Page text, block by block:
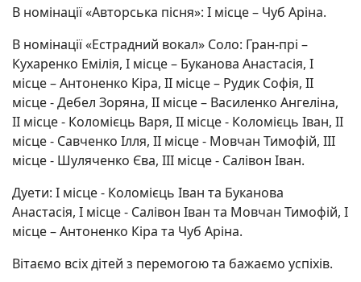
В номінації «Авторська пісня»: І місце – Чуб Аріна.
В номінації «Естрадний вокал» Соло: Гран-прі –
Кухаренко Емілія, І місце – Буканова Анастасія, І
місце – Антоненко Кіра, ІІ місце – Рудик Софія, ІІ
місце - Дебел Зоряна, ІІ місце – Василенко Ангеліна,
ІІ місце - Коломієць Варя, ІІ місце - Коломієць Іван, ІІ
місце - Савченко Ілля, ІІ місце - Мовчан Тимофій, ІІІ
місце - Шуляченко Єва, ІІІ місце - Салівон Іван.
Дуети: І місце - Коломієць Іван та Буканова
Анастасія, І місце - Салівон Іван та Мовчан Тимофій, І
місце – Антоненко Кіра та Чуб Аріна.
Вітаємо всіх дітей з перемогою та бажаємо успіхів.